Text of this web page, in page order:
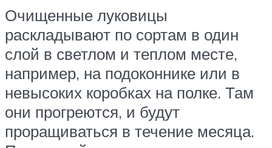
Очищенные луковицы
раскладывают по сортам в один
слой в светлом и теплом месте,
например, на подоконнике или в
невысоких коробках на полке. Там
они прогреются, и будут
проращиваться в течение месяца.